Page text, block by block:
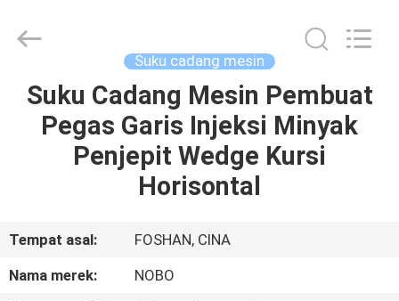
RUMAH
PRODUK
KITA
Suku cadang mesin
Suku Cadang Mesin Pembuat
Pegas Garis Injeksi Minyak
Penjepit Wedge Kursi
Horisontal
Tempat asal:
FOSHAN, CINA
Nama merek:
NOBO